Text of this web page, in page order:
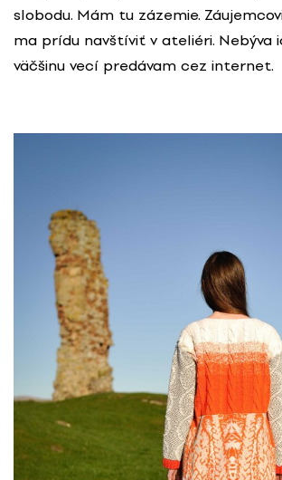
slobodu. Mám tu zázemie.
ma prídu navštíviť v ateliéri. Nebýva
väčšinu vecí predávam cez